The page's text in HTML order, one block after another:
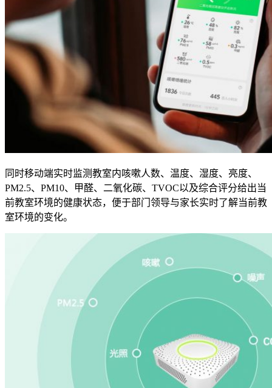
同时移动端实时监测教室内咳嗽人数、温度、湿度、亮度、
PM2.5、PM10、甲醛、二氧化碳、TVOC以及综合评分给出当
前教室环境的健康状态，便于部门领导与家长实时了解当前教
室环境的变化。